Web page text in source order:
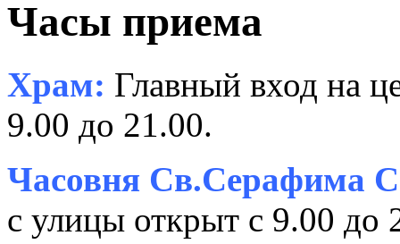
Часы приема
Храм: Главный вход на
9.00 до 21.00.
Часовня Св.Серафима
с улицы открыт с 9.00 до